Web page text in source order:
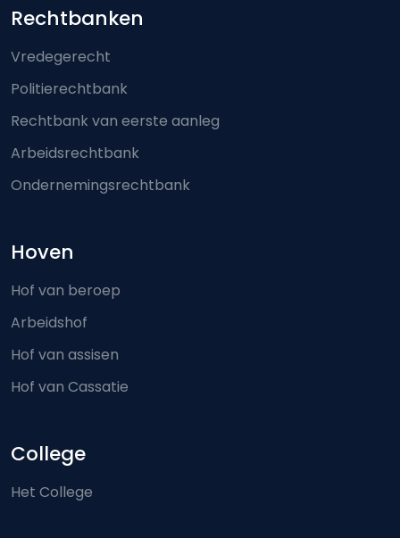
Footer-menu
Rechtbanken
Vredegerecht
Politierechtbank
Rechtbank van eerste aanleg
Arbeidsrechtbank
Ondernemingsrechtbank
Hoven
Hof van beroep
Arbeidshof
Hof van assisen
Hof van Cassatie
College
Het College